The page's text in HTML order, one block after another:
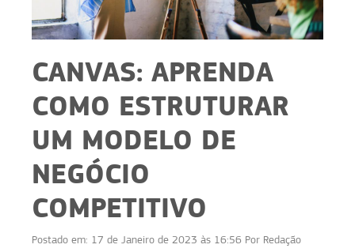
CANVAS: APRENDA
COMO ESTRUTURAR
UM MODELO DE
NEGÓCIO
COMPETITIVO
Postado em: 17 de Janeiro de 2023 às 16:56 Por Redação